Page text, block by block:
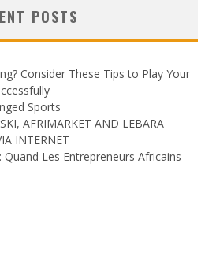
POSTS
Consider These Tips to Play Your
Sports
AFRIMARKET AND LEBARA
INTERNET
Quand Les Entrepreneurs Africains